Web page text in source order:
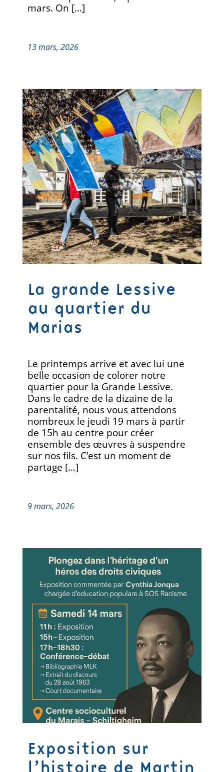
mars. On […]
13 mars, 2026
La grande Lessive
au quartier du
Marias
Le printemps arrive et avec lui une
belle occasion de colorer notre
quartier pour la Grande Lessive.
Dans le cadre de la dizaine de la
parentalité, nous vous attendons
nombreux le jeudi 19 mars à partir
de 15h au centre pour créer
ensemble des œuvres à suspendre
sur nos fils. C’est un moment de
partage […]
9 mars, 2026
Exposition sur
l’histoire de Martin